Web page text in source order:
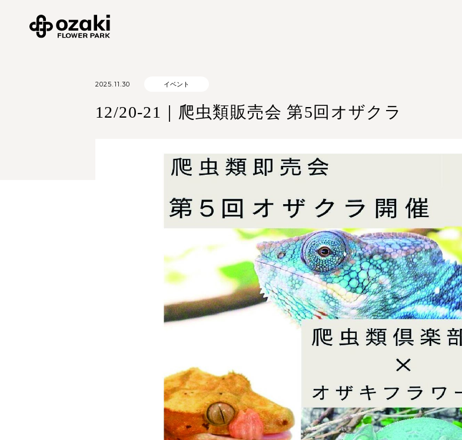
2025.11.30 イベント
12/20-21｜爬虫類販売会 第5回オザクラ